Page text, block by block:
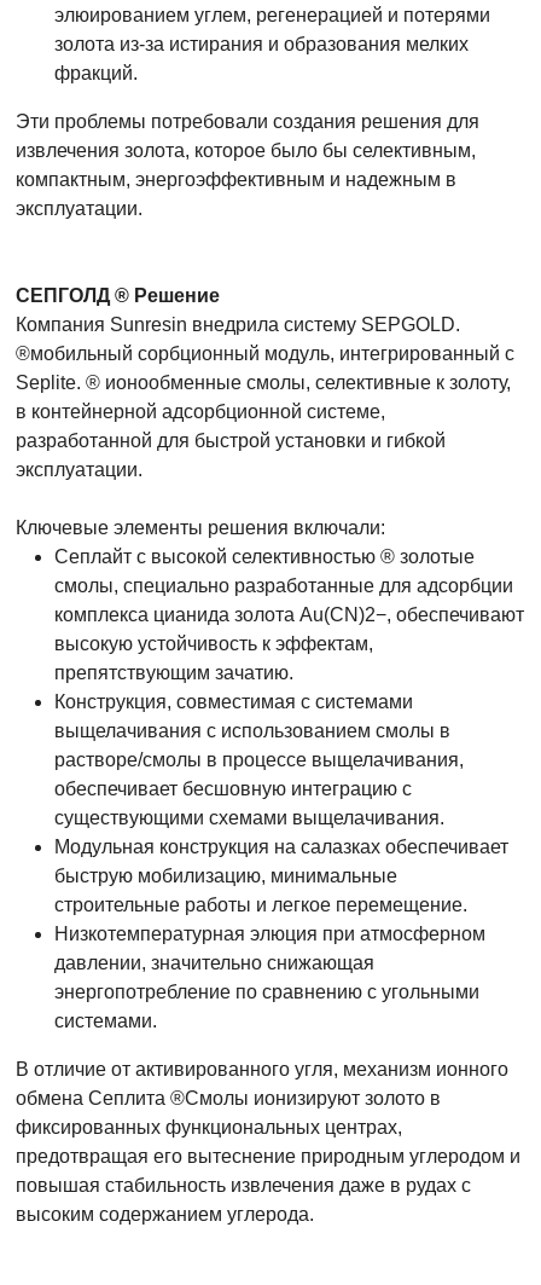
элюированием углем, регенерацией и потерями
золота из-за истирания и образования мелких
фракций.
Эти проблемы потребовали создания решения для
извлечения золота, которое было бы селективным,
компактным, энергоэффективным и надежным в
эксплуатации.
СЕПГОЛД ® Решение
Компания Sunresin внедрила систему SEPGOLD.
®мобильный сорбционный модуль, интегрированный с
Seplite. ® ионообменные смолы, селективные к золоту,
в контейнерной адсорбционной системе,
разработанной для быстрой установки и гибкой
эксплуатации.
Ключевые элементы решения включали:
Сеплайт с высокой селективностью ® золотые
смолы, специально разработанные для адсорбции
комплекса цианида золота Au(CN)2−, обеспечивают
высокую устойчивость к эффектам,
препятствующим зачатию.
Конструкция, совместимая с системами
выщелачивания с использованием смолы в
растворе/смолы в процессе выщелачивания,
обеспечивает бесшовную интеграцию с
существующими схемами выщелачивания.
Модульная конструкция на салазках обеспечивает
быструю мобилизацию, минимальные
строительные работы и легкое перемещение.
Низкотемпературная элюция при атмосферном
давлении, значительно снижающая
энергопотребление по сравнению с угольными
системами.
В отличие от активированного угля, механизм ионного
обмена Сеплита ®Смолы ионизируют золото в
фиксированных функциональных центрах,
предотвращая его вытеснение природным углеродом и
повышая стабильность извлечения даже в рудах с
высоким содержанием углерода.